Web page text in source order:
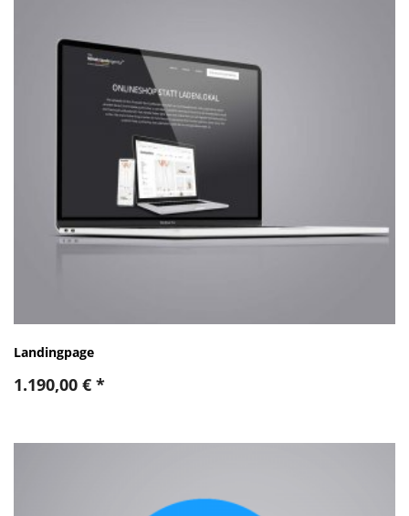
Landingpage
1.190,00 € *